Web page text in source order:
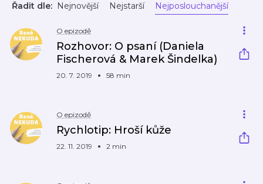
Řadit dle: Nejnovější Nejstarší Nejposlouchanější
O epizodě
Rozhovor: O psaní (Daniela
Fischerová & Marek Šindelka)
20. 7. 2019 58 min
O epizodě
Rychlotip: Hroší kůže
22. 11. 2019 2 min